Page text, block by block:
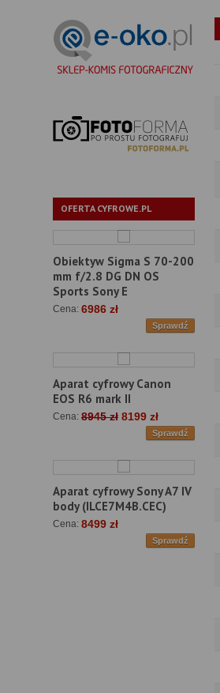
OFERTA CYFROWE.PL
Obiektyw Sigma S 70-200
mm f/2.8 DG DN OS
Sports Sony E
Cena: 6986 zł
Sprawdź
Aparat cyfrowy Canon
EOS R6 mark II
Cena: 8945 zł 8199 zł
Sprawdź
Aparat cyfrowy Sony A7 IV
body (ILCE7M4B.CEC)
Cena: 8499 zł
Sprawdź